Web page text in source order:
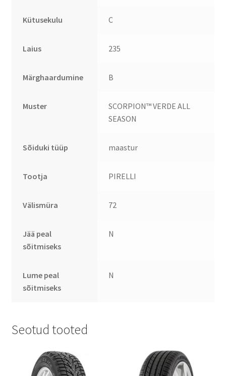
Kütusekulu C
Laius 235
Märghaardumine B
Muster
SCORPION™ VERDE ALL
SEASON
Sõiduki tüüp maastur
Tootja PIRELLI
Välismüra 72
Jää peal
sõitmiseks
N
Lume peal
sõitmiseks
N
Seotud tooted